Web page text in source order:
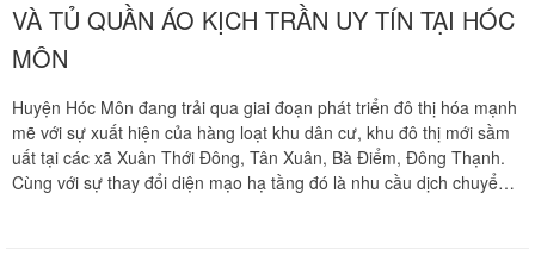
VÀ TỦ QUẦN ÁO KỊCH TRẦN UY TÍN TẠI HÓC
MÔN
Huyện Hóc Môn đang trải qua giai đoạn phát triển đô thị hóa mạnh
mẽ với sự xuất hiện của hàng loạt khu dân cư, khu đô thị mới sầm
uất tại các xã Xuân Thới Đông, Tân Xuân, Bà Điểm, Đông Thạnh.
Cùng với sự thay đổi diện mạo hạ tầng đó là nhu cầu dịch chuyển